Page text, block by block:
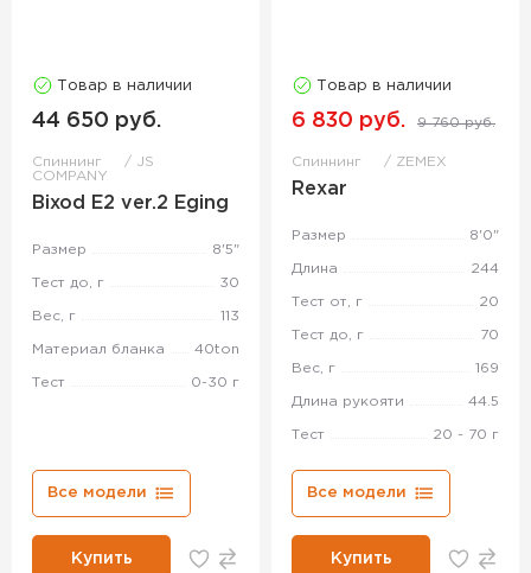
Товар в наличии
44 650 руб.
Спиннинг
JS
COMPANY
Bixod E2 ver.2 Eging
Размер 8'5"
Тест до, г 30
Вес, г 113
Материал бланка 40ton
Тест 0-30 г
Все модели
Купить
Товар в наличии
6 830 руб. 9 760 руб.
Спиннинг ZEMEX
Rexar
Размер 8'0"
Длина 244
Тест от, г 20
Тест до, г 70
Вес, г 169
Длина рукояти 44.5
Тест 20 - 70 г
Все модели
Купить